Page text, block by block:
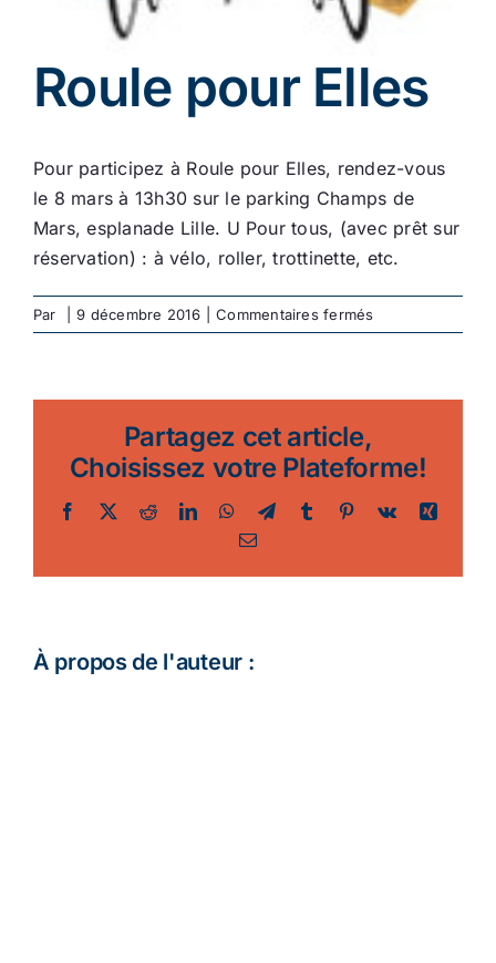
Roule pour Elles
Pour participez à Roule pour Elles, rendez-vous
le 8 mars à 13h30 sur le parking Champs de
Mars, esplanade Lille. U Pour tous, (avec prêt sur
réservation) : à vélo, roller, trottinette, etc.
Par 9 décembre 2016 Commentaires ferméssur
Roule
Partagez cet article,
Choisissez votre Plateforme!
Facebook
TwitterRedditLinkedInWhatsApp
TelegramTumblr Pinterest
Vk
Xing
Email
À propos de l'auteur :